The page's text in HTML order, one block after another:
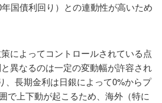
国債利回り）との連動性が高いため
によってコントロールされている点
異なるのは一定の変動幅が許容され
、長期金利は日銀によって0%からプ
で上下動が起こるため、海外（特に